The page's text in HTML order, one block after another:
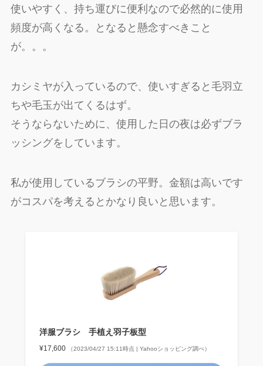
使いやすく、持ち運びに便利なので必然的に使用
頻度が高くなる。となると懸念すべきこと
が。。。
カシミヤが入っているので、使いすぎると毛羽立
ちや毛玉が出てくるはず。
そうならないために、使用した日の夜は必ずブラ
ッシングをしています。
私が使用しているブラシの平野。金額は高いです
がコスパを考えるとかなり良いと思います。
洋服ブラシ 手植え羽子板型
¥17,600 （2023/04/27 15:11時点 | Yahooショッピング調べ）